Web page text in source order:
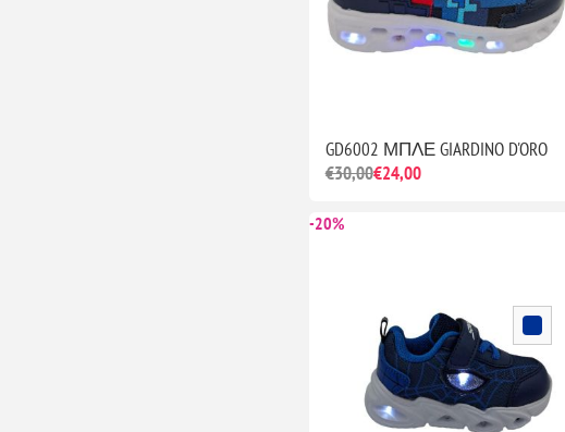
GD6002 ΜΠΛΕ GIARDINO D'ORO
€30,00€24,00
-20%